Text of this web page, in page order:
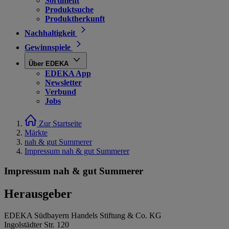
Produktsuche
Produktherkunft
Nachhaltigkeit
Gewinnspiele
Über EDEKA
EDEKA App
Newsletter
Verbund
Jobs
Zur Startseite
Märkte
nah & gut Summerer
Impressum nah & gut Summerer
Impressum nah & gut Summerer
Herausgeber
EDEKA Südbayern Handels Stiftung & Co. KG
Ingolstädter Str. 120